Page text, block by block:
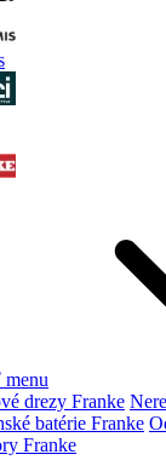
drezy Franke
batérie Franke
Franke